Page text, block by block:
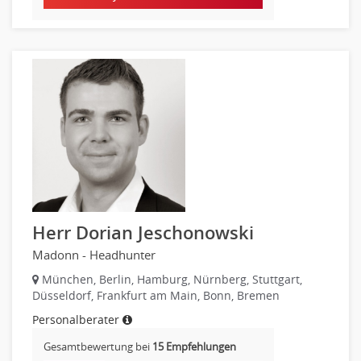
Unterricht: Sekundarstufe
Architektur
Fotografie, Video
Grafik- und Kommunikationsdesign
Medien-, Screen-, Webdesign
Modedesign, Schmuckdesign
Produktdesign, Industriedesign
Beschaffungslogistik
Disposition
Einkauf
Entsorgungslogistik
Fuhrparkmanagement
Herr Dorian Jeschonowski
Madonn - Headhunter
München, Berlin, Hamburg, Nürnberg, Stuttgart,
Düsseldorf, Frankfurt am Main, Bonn, Bremen
Personalberater
Gesamtbewertung bei 15 Empfehlungen